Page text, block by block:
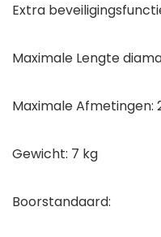
Extra
Maximale Lengte
Maximale Afmetingen:
Gewicht: 7 kg
Boorstandaard: